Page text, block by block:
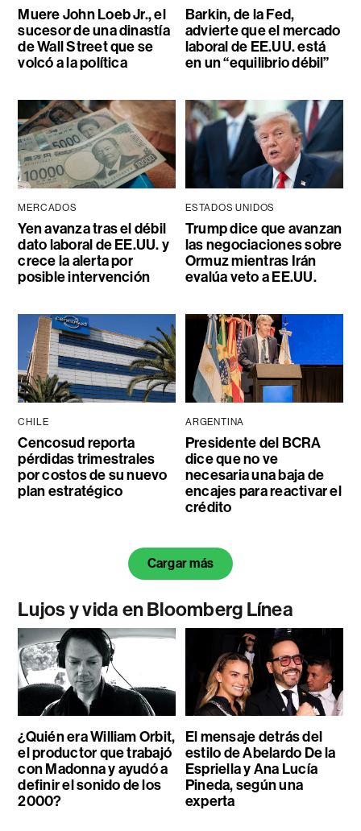
Muere John Loeb Jr., el
sucesor de una dinastía
de Wall Street que se
volcó a la política
Barkin, de la Fed,
advierte que el mercado
laboral de EE.UU. está
en un “equilibrio débil”
MERCADOS
Yen avanza tras el débil
dato laboral de EE.UU. y
crece la alerta por
posible intervención
ESTADOS UNIDOS
Trump dice que avanzan
las negociaciones sobre
Ormuz mientras Irán
evalúa veto a EE.UU.
CHILE
Cencosud reporta
pérdidas trimestrales
por costos de su nuevo
plan estratégico
ARGENTINA
Presidente del BCRA
dice que no ve
necesaria una baja de
encajes para reactivar el
crédito
Cargar más
Lujos y vida en Bloomberg Línea
¿Quién era William Orbit,
el productor que trabajó
con Madonna y ayudó a
definir el sonido de los
2000?
El mensaje detrás del
estilo de Abelardo De la
Espriella y Ana Lucía
Pineda, según una
experta